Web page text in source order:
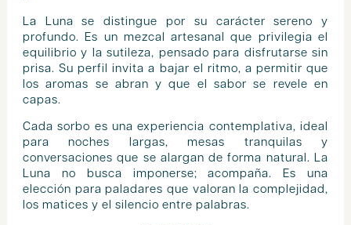
La Luna se distingue por su carácter sereno y
profundo. Es un mezcal artesanal que privilegia el
equilibrio y la sutileza, pensado para disfrutarse sin
prisa. Su perfil invita a bajar el ritmo, a permitir que
los aromas se abran y que el sabor se revele en
capas.
Cada sorbo es una experiencia contemplativa, ideal
para noches largas, mesas tranquilas y
conversaciones que se alargan de forma natural. La
Luna no busca imponerse; acompaña. Es una
elección para paladares que valoran la complejidad,
los matices y el silencio entre palabras.